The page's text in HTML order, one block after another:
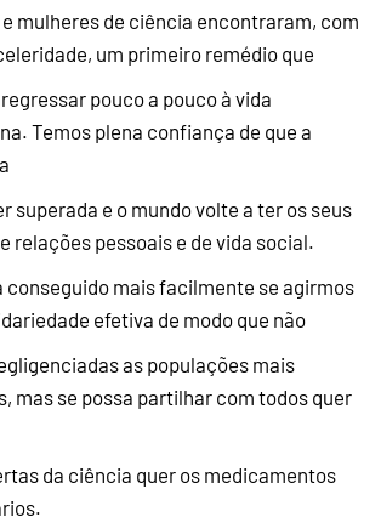
mulheres de ciência encontraram, com
um primeiro remédio que
pouco a pouco à vida
Temos plena confiança de que a
superada e o mundo volte a ter os seus
relações pessoais e de vida social.
conseguido mais facilmente se agirmos
efetiva de modo que não
as populações mais
mas se possa partilhar com todos quer
da ciência quer os medicamentos